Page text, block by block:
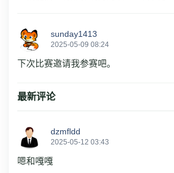
sunday1413
2025-05-09 08:24
下次比赛邀请我参赛吧。
最新评论
dzmfldd
2025-05-12 03:43
嗯和嘎嘎